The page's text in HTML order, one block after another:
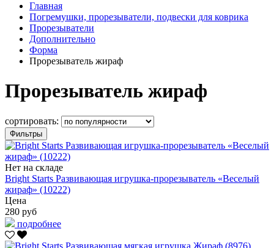
Главная
Погремушки, прорезыватели, подвески для коврика
Прорезыватели
Дополнительно
Форма
Прорезыватель жираф
Прорезыватель жираф
сортировать:
Фильтры
Нет на складе
Bright Starts Развивающая игрушка-прорезыватель «Веселый
жираф» (10222)
Цена
280 руб
подробнее